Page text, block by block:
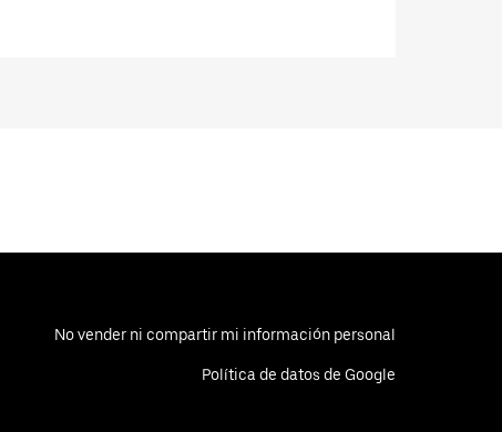
No vender ni compartir mi información personal
Política de datos de Google